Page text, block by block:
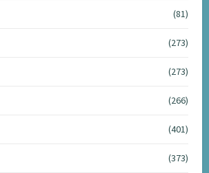
(81)
(273)
(273)
(266)
(401)
(373)